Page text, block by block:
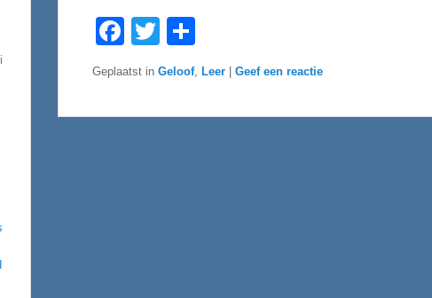
F
e
b
T
t
t
e
n
Geplaatst in Geloof, Leer Geef een reactie